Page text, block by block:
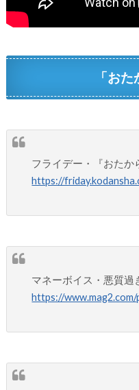
「お
フライデー・『おたか
https://
マネーボイス・悪質過
https://www.mag2.com/